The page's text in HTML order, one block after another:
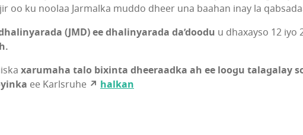
oo ku noolaa Jarmalka muddo dheer una baahan inay la
(JMD) ee dhalinyarada da’doodu u dhaxayso 12 iyo
xarumaha talo bixinta dheeraadka ah ee loogu talagalay
ee Karlsruhe ↗ halkan